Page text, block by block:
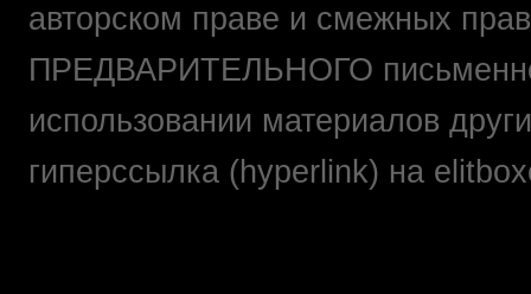
авторском праве и смежных
ПРЕДВАРИТЕЛЬНОГО
использовании материалов
гиперссылка (hyperlink) на